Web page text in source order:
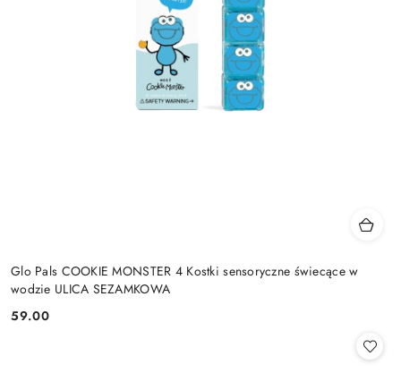
Glo Pals COOKIE MONSTER 4 Kostki sensoryczne świecące w
wodzie ULICA SEZAMKOWA
Cena:
59.00